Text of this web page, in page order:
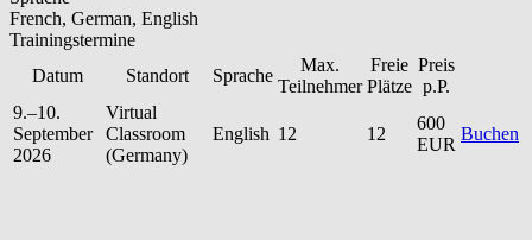
French, German, English
Trainingstermine
Datum
Standort Sprache
Max.
Teilnehmer
Freie
Plätze
Preis
p.P.
9.–10.
September
2026
Virtual
Classroom
(Germany)
English 12 12
600
EUR
Buchen